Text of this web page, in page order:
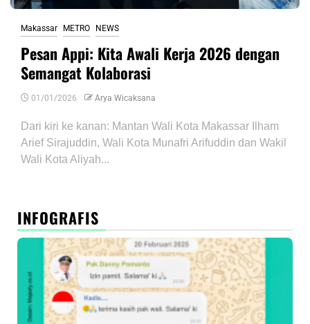
Makassar METRO NEWS
Pesan Appi: Kita Awali Kerja 2026 dengan
Semangat Kolaborasi
01/01/2026 Arya Wicaksana
Dari kiri ke kanan: Mantan Wali Kota Makassar Ilham
Arief Sirajuddin, Wali Kota Munafri Arifuddin dan Wakil
Wali Kota Aliyah...
INFOGRAFIS